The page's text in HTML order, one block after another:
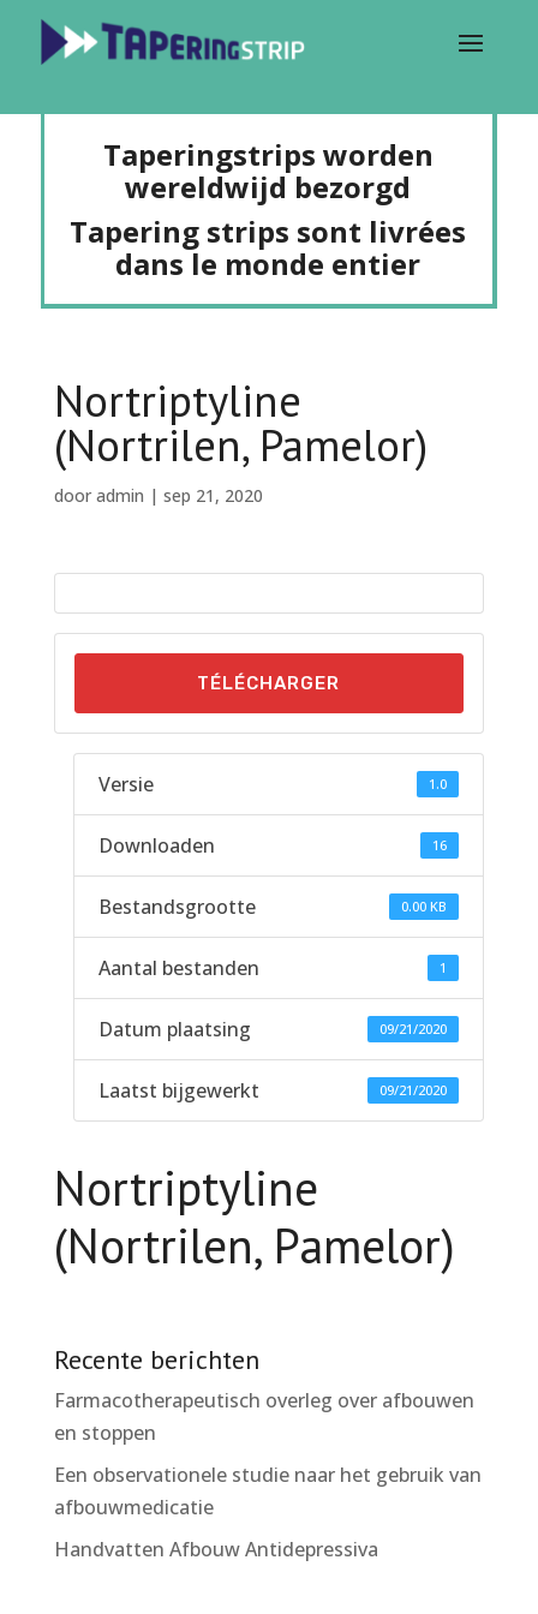
Taperingstrips worden
wereldwijd bezorgd
Tapering strips sont livrées
dans le monde entier
Nortriptyline
(Nortrilen, Pamelor)
door admin | sep 21, 2020
TÉLÉCHARGER
Versie 1.0
Downloaden 16
Bestandsgrootte 0.00 KB
Aantal bestanden 1
Datum plaatsing 09/21/2020
Laatst bijgewerkt 09/21/2020
Nortriptyline
(Nortrilen, Pamelor)
Recente berichten
Farmacotherapeutisch overleg over afbouwen
en stoppen
Een observationele studie naar het gebruik van
afbouwmedicatie
Handvatten Afbouw Antidepressiva